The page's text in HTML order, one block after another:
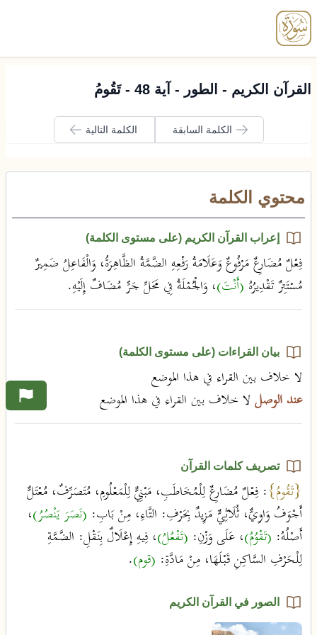
القرآن الكريم - الطور - آية 48 - تَقُومُ
الكلمة السابقة الكلمة التالية
محتوي الكلمة
إعراب القرآن الكريم (على مستوى الكلمة)
فِعْلٌ مُضَارِعٌ مَرْفُوعٌ وَعَلَامَةُ رَفْعِهِ الضَّمَّةُ الظَّاهِرَةُ، وَالْفَاعِلُ ضَمِيرٌ
مُسْتَتِرٌ تَقْدِيرُهُ (أَنْتَ)، وَالْجُمْلَةُ فِي مَحَلِّ جَرٍّ مُضَافٌ إِلَيْهِ.
بيان القراءات (على مستوى الكلمة)
لا خلاف بين القراء في هذا الموضع
عند الوصللا خلاف بين القراء في هذا الموضع
تصريف كلمات القرآن
{تَقُومُ}: فِعْلٌ مُضَارِعٌ لِلْمُخَاطَبِ، مَبْنِيٌّ لِلْمَعْلُومِ، مُتَصَرِّفٌ، مُعْتَلٌّ
أَجْوَفُ وَاوِيٌّ، ثُلَاثِيٌّ مَزِيدٌ بِحَرْفِ: التَّاءِ، مِنْ بَابِ: (نَصَرَ يَنْصُرُ)،
أَصْلُهُ: (تَقْوُمُ)، عَلَى وَزْنِ: (تَفْعُلُ)، فِيهِ إِعْلَالٌ بِنَقْلِ: الضَّمَّةِ
لِلْحَرْفِ السَّاكِنِ قَبْلَهَا، مِنْ مَادَّةِ: (قوم).
الصور في القرآن الكريم